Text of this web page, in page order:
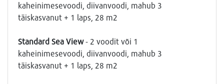
kaheinimesevoodi, diivanvoodi, mahub 3
täiskasvanut + 1 laps, 28 m2
Standard Sea View- 2 voodit või 1
kaheinimesevoodi, diivanvoodi, mahub 3
täiskasvanut + 1 laps, 28 m2